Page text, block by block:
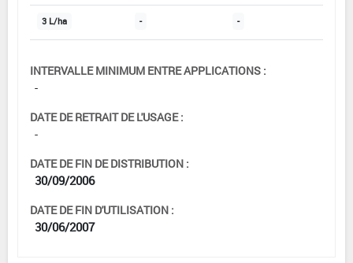
3 L/ha - -
INTERVALLE MINIMUM ENTRE APPLICATIONS :
-
DATE DE RETRAIT DE L'USAGE :
-
DATE DE FIN DE DISTRIBUTION :
30/09/2006
DATE DE FIN D'UTILISATION :
30/06/2007